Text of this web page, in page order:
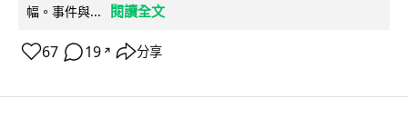
幅。事件與...
閱讀全文
67 19 ↗ 分享